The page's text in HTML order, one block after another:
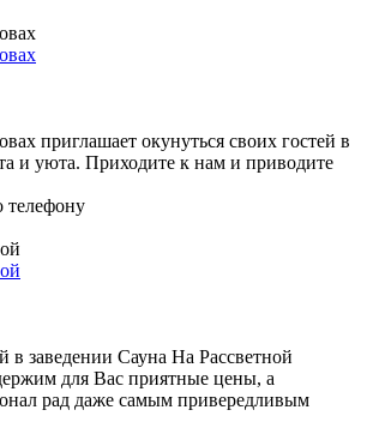
приглашает окунуться своих гостей в
и уюта. Приходите к нам и приводите
телефону
в заведении Сауна На Рассветной
для Вас приятные цены, а
рад даже самым привередливым